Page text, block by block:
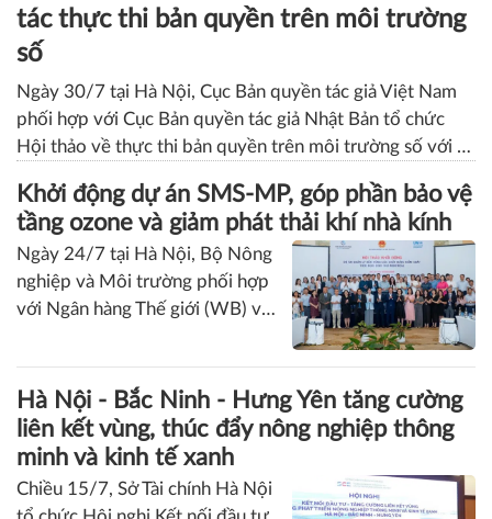
Việt Nam - Nhật Bản tăng cường hợp
tác thực thi bản quyền trên môi trường
số
Ngày 30/7 tại Hà Nội, Cục Bản quyền tác giả Việt Nam
phối hợp với Cục Bản quyền tác giả Nhật Bản tổ chức
Hội thảo về thực thi bản quyền trên môi trường số với sự
tham dự của đại diện các cơ quan quản lý nhà nước, tổ
chức thực thi quyền tác giả, hiệp hội nghề nghiệp, doanh
Khởi động dự án SMS-MP, góp phần bảo vệ
tầng ozone và giảm phát thải khí nhà kính
Ngày 24/7 tại Hà Nội, Bộ Nông
nghiệp và Môi trường phối hợp
với Ngân hàng Thế giới (WB) và
Chương trình Môi trường Liên
hợp quốc (UNEP) tổ chức Hội